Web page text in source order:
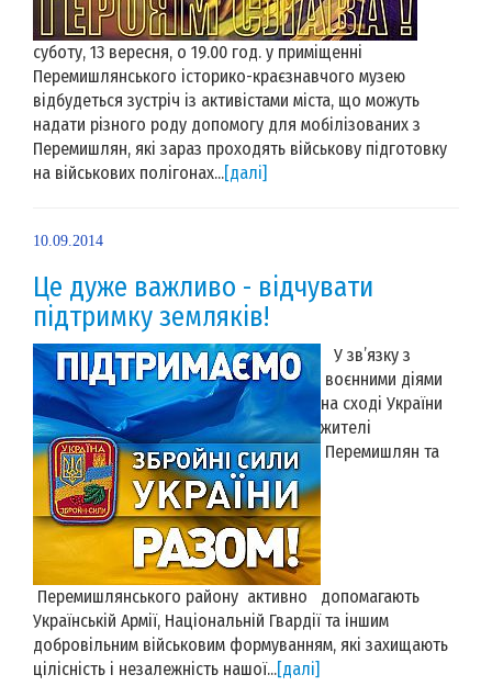
суботу, 13 вересня, о 19.00 год. у приміщенні
Перемишлянського історико-краєзнавчого музею
відбудеться зустріч із активістами міста, що можуть
надати різного роду допомогу для мобілізованих з
Перемишлян, які зараз проходять військову підготовку
на військових полігонах...[далі]
10.09.2014
Це дуже важливо - відчувати
підтримку земляків!
У зв’язку з
воєнними діями
на сході України
жителі
Перемишлян та
Перемишлянського району активно допомагають
Українській Армії, Національній Гвардії та іншим
добровільним військовим формуванням, які захищають
цілісність і незалежність нашої...[далі]